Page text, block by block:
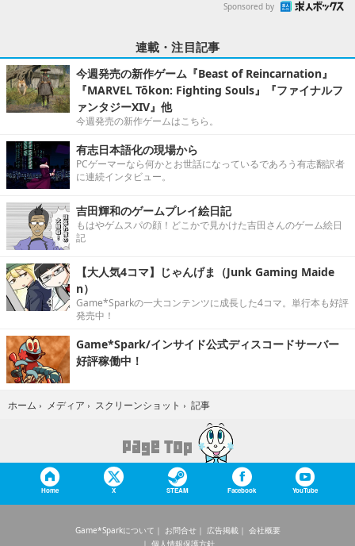
Sponsored by
連載・注目記事
今週発売の新作ゲーム『Beast of Reincarnation』
『MARVEL Tōkon: Fighting Souls』『ファイナルフ
ァンタジーXIV』他
今週発売の新作ゲームはこちら。
有志日本語化の現場から
PCゲーマーなら何かとお世話になっているであろう有志翻訳者
に連続インタビュー。
吉田輝和のゲームプレイ絵日記
もはやゲムスパの顔！どこかで見かけた吉田さんのゲーム絵日
記
【大人気4コマ】じゃんげま（Junk Gaming Maide
n）
Game*Sparkの一大コンテンツに成長した4コマ。単行本も好評
発売中！
Game*Spark/インサイド公式ディスコードサーバー
好評稼働中！
ホーム › メディア › スクリーンショット › 記事
Home X STEAM Facebook YouTube
Game*Sparkについて お問合せ 広告掲載
会社概要
個人情報保護方針